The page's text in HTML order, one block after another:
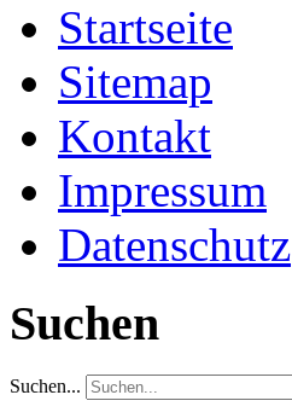
Startseite
Sitemap
Kontakt
Impressum
Datenschutz
Suchen
Suchen...